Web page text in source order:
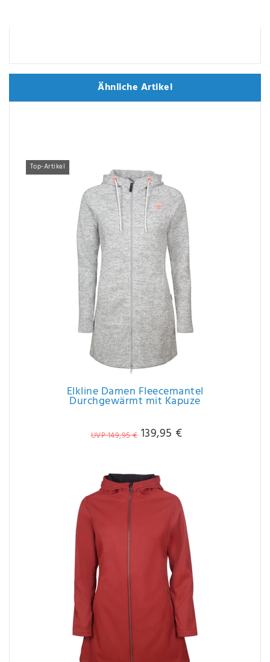
Ähnliche Artikel
Top-Artikel
Elkline Damen Fleecemantel
Durchgewärmt mit Kapuze
UVP 149,95 € 139,95 €